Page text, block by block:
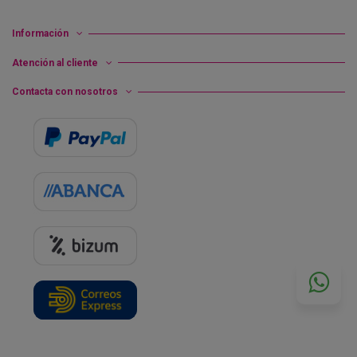
Información
Atención al cliente
Contacta con nosotros